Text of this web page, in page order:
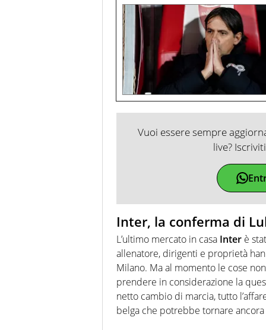
Vuoi essere sempre
live?
Inter, la conferma di
L’ultimo mercato in casa Inter è
allenatore, dirigenti e proprietà
Milano. Ma al momento le cose
prendere in considerazione la
netto cambio di marcia, tutto
belga che potrebbe tornare ancora